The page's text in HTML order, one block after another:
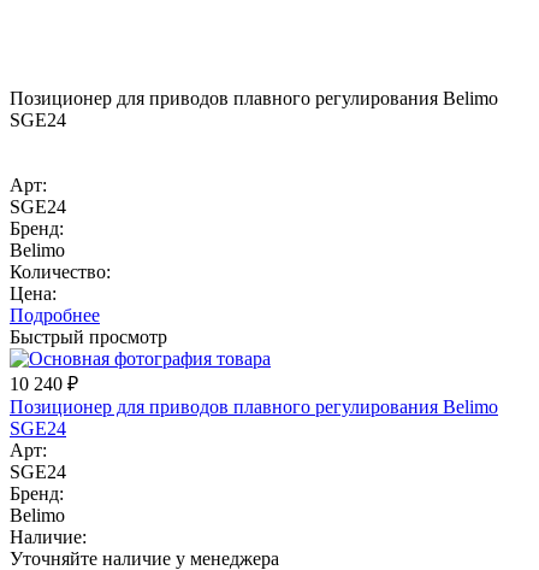
Позиционер для приводов плавного регулирования Belimo
SGE24
Арт:
SGE24
Бренд:
Belimo
Количество:
Цена:
Подробнее
Быстрый просмотр
10 240 ₽
Позиционер для приводов плавного регулирования Belimo
SGE24
Арт:
SGE24
Бренд:
Belimo
Наличие:
Уточняйте наличие у менеджера